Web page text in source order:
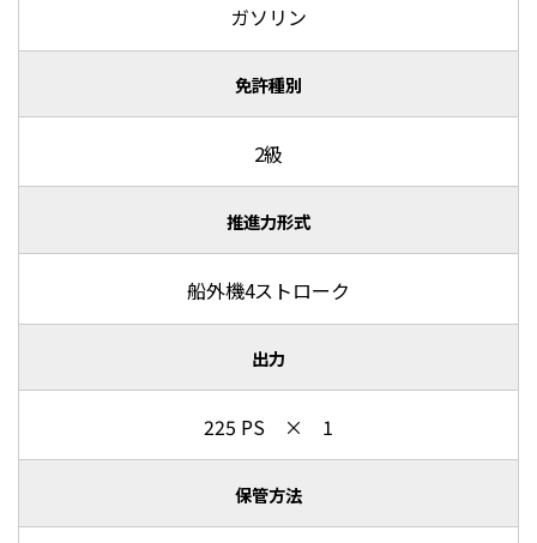
ガソリン
免許種別
2級
推進力形式
船外機4ストローク
出力
225 PS × 1
保管方法